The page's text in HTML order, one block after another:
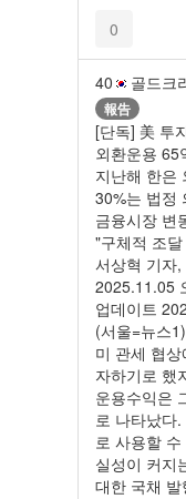
0
40 골드크
報告
[단독] 美 투
외환운용 65
지난해 한은
30%는 법정
금융시장 변
"구체적 조
서상혁 기자
2025.11.05
업데이트
(서울=뉴스
미 관세 협
자하기로 했
운용수익은
로 나타났다
로 사용할
실성이 커지
대한 국채